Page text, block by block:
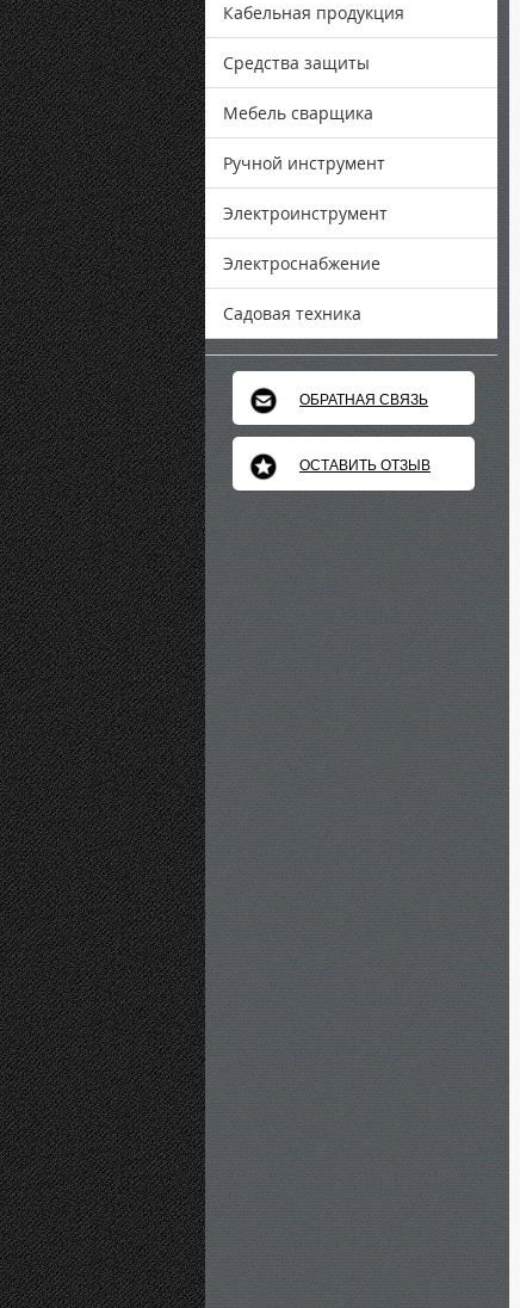
Кабельная продукция
Средства защиты
Мебель сварщика
Ручной инструмент
Электроинструмент
Электроснабжение
Садовая техника
ОБРАТНАЯ СВЯЗЬ
ОСТАВИТЬ ОТЗЫВ